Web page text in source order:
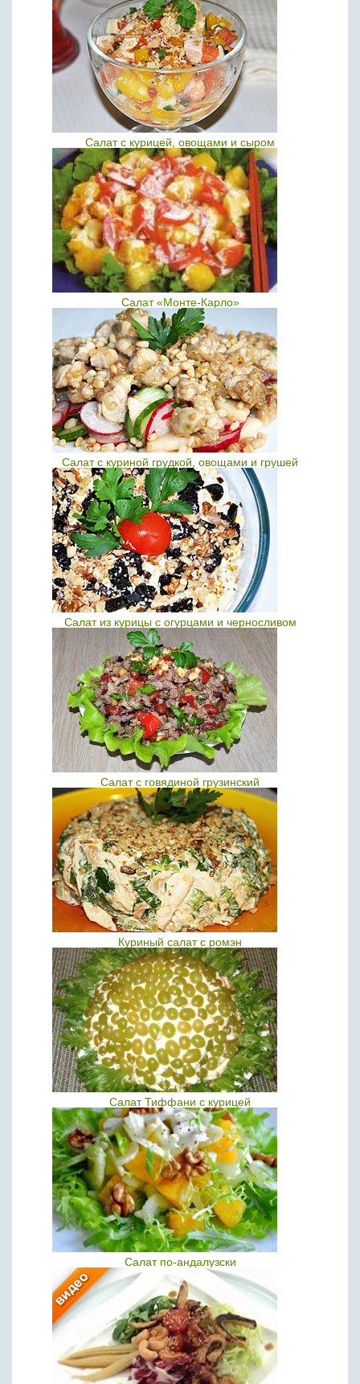
Салат с курицей, овощами и сыром
Салат «Монте-Карло»
Салат с куриной грудкой, овощами и грушей
Салат из курицы с огурцами и черносливом
Салат с говядиной грузинский
Куриный салат с ромэн
Салат Тиффани с курицей
Салат по-андалузски